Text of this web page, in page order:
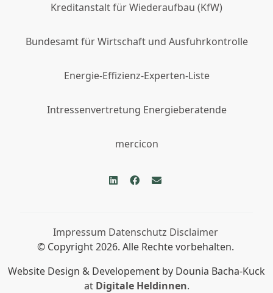
Kreditanstalt für Wiederaufbau (KfW)
Bundesamt für Wirtschaft und Ausfuhrkontrolle
Energie-Effizienz-Experten-Liste
Intressenvertretung Energieberatende
mercicon
Impressum Datenschutz Disclaimer
© Copyright 2026. Alle Rechte vorbehalten.
Website Design & Developement by Dounia Bacha-Kuck
at Digitale Heldinnen.